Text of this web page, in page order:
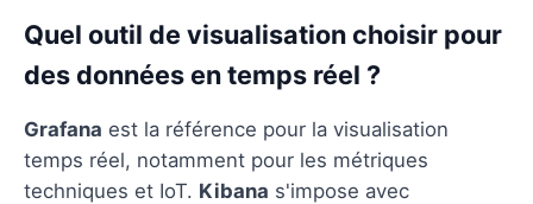
Quel outil de visualisation choisir pour
des données en temps réel ?
Grafana est la référence pour la visualisation
temps réel, notamment pour les métriques
techniques et IoT. Kibana s'impose avec